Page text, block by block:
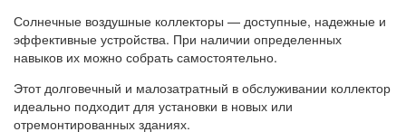
Солнечные воздушные коллекторы — доступные, надежные и
эффективные устройства. При наличии определенных
навыков их можно собрать самостоятельно.
Этот долговечный и малозатратный в обслуживании коллектор
идеально подходит для установки в новых или
отремонтированных зданиях.